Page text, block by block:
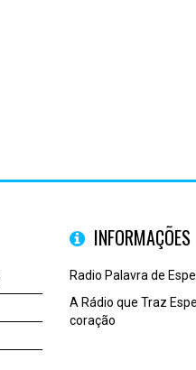
INFORMAÇÕES
Radio Palavra de
A Rádio que Traz
coração